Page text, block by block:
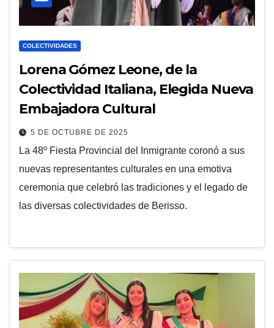
COLECTIVIDADES
Lorena Gómez Leone, de la
Colectividad Italiana, Elegida Nueva
Embajadora Cultural
5 DE OCTUBRE DE 2025
La 48º Fiesta Provincial del Inmigrante coronó a sus
nuevas representantes culturales en una emotiva
ceremonia que celebró las tradiciones y el legado de
las diversas colectividades de Berisso.